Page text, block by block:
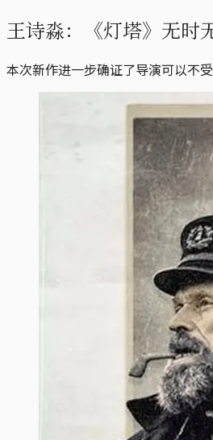
王诗淼：《灯塔》无时
本次新作进一步确证了导演可以不